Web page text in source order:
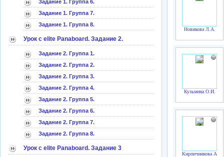
Задание 1. Группа 6.
Задание 1. Группа 7.
Задание 1. Группа 8.
Урок с elite Panaboard. Задание 2.
Задание 2. Группа 1.
Задание 2. Группа 2.
Задание 2. Группа 3.
Задание 2. Группа 4.
Задание 2. Группа 5.
Задание 2. Группа 6.
Задание 2. Группа 7.
Задание 2. Группа 8.
Урок с elite Panaboard. Задание 3
Новикова Л.А.
Кузьмина О.И.
Кирпичникова А.В.